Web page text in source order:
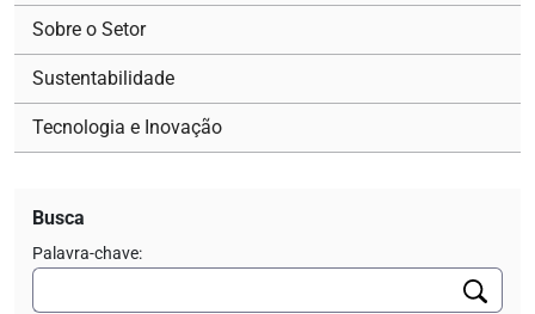
Sobre o Setor
Sustentabilidade
Tecnologia e Inovação
Busca
Palavra-chave: